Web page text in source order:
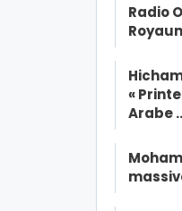
Radio
«
Arabe